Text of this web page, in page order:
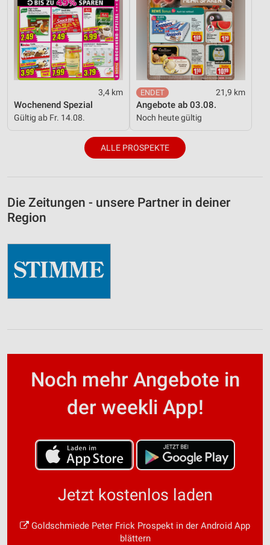
3,4 km
Wochenend Spezial
Gültig ab Fr. 14.08.
21,9 km
Angebote ab 03.08.
Noch heute gültig
ALLE PROSPEKTE
Die Zeitungen - unsere Partner in deiner
Region
Noch mehr Angebote in
der weekli App!
Jetzt kostenlos laden
Goldschmiede Peter Frick Prospekt in der Android App
blättern